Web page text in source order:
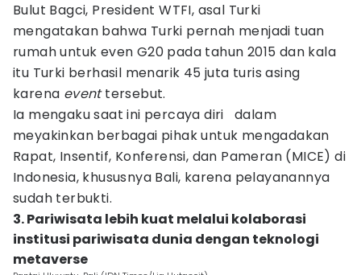
Bulut Bagci, President WTFI, asal Turki
mengatakan bahwa Turki pernah menjadi tuan
rumah untuk even G20 pada tahun 2015 dan kala
itu Turki berhasil menarik 45 juta turis asing
karena eventtersebut.
Ia mengaku saat ini percaya diri dalam
meyakinkan berbagai pihak untuk mengadakan
Rapat, Insentif, Konferensi, dan Pameran (MICE) di
Indonesia, khususnya Bali, karena pelayanannya
sudah terbukti.
3. Pariwisata lebih kuat melalui kolaborasi
institusi pariwisata dunia dengan teknologi
metaverse